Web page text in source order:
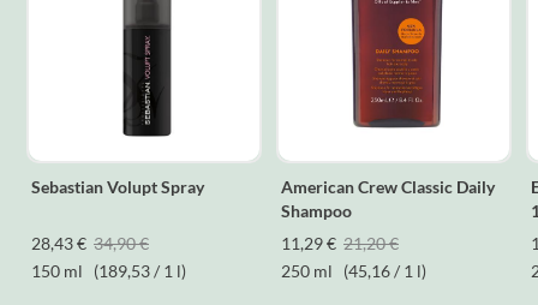
Sebastian Volupt Spray
28,43 € 34,90 €
150 ml
(189,53 / 1 l)
American Crew Classic Daily
Shampoo
11,29 € 21,20 €
250 ml
(45,16 / 1 l)